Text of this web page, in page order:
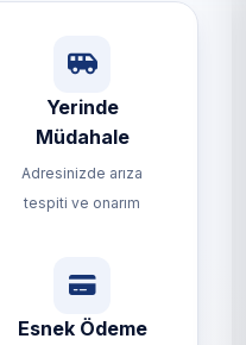
Yerinde
Müdahale
Adresinizde arıza
tespiti ve onarım
Esnek Ödeme